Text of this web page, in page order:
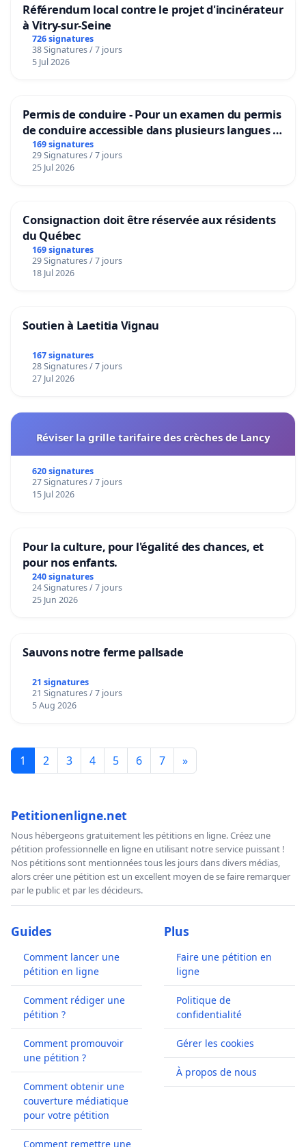
Référendum local contre le projet d'incinérateur
à Vitry-sur-Seine
726 signatures
38 Signatures / 7 jours
5 Jul 2026
Permis de conduire - Pour un examen du permis
de conduire accessible dans plusieurs langues à
Bruxelles
169 signatures
29 Signatures / 7 jours
25 Jul 2026
Consignaction doit être réservée aux résidents
du Québec
169 signatures
29 Signatures / 7 jours
18 Jul 2026
Soutien à Laetitia Vignau
167 signatures
28 Signatures / 7 jours
27 Jul 2026
Réviser la grille tarifaire des crèches de Lancy
620 signatures
27 Signatures / 7 jours
15 Jul 2026
Pour la culture, pour l'égalité des chances, et
pour nos enfants.
240 signatures
24 Signatures / 7 jours
25 Jun 2026
Sauvons notre ferme pallsade
21 signatures
21 Signatures / 7 jours
5 Aug 2026
1 2 3 4 5 6 7 »
Petitionenligne.net
Nous hébergeons gratuitement les pétitions en ligne. Créez une
pétition professionnelle en ligne en utilisant notre service puissant !
Nos pétitions sont mentionnées tous les jours dans divers médias,
alors créer une pétition est un excellent moyen de se faire remarquer
par le public et par les décideurs.
Guides
Comment lancer une
pétition en ligne
Comment rédiger une
pétition ?
Comment promouvoir
une pétition ?
Comment obtenir une
couverture médiatique
pour votre pétition
Comment remettre une
Plus
Faire une pétition en
ligne
Politique de
confidentialité
Gérer les cookies
À propos de nous